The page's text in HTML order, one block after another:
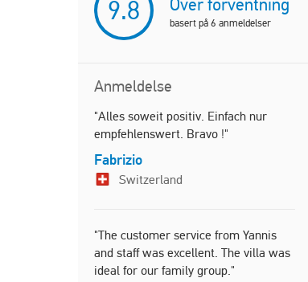
9.8 Over forventning
basert på 6 anmeldelser
Anmeldelse
"Alles soweit positiv. Einfach nur
empfehlenswert. Bravo !"
Fabrizio
Switzerland
"The customer service from Yannis
and staff was excellent. The villa was
ideal for our family group."